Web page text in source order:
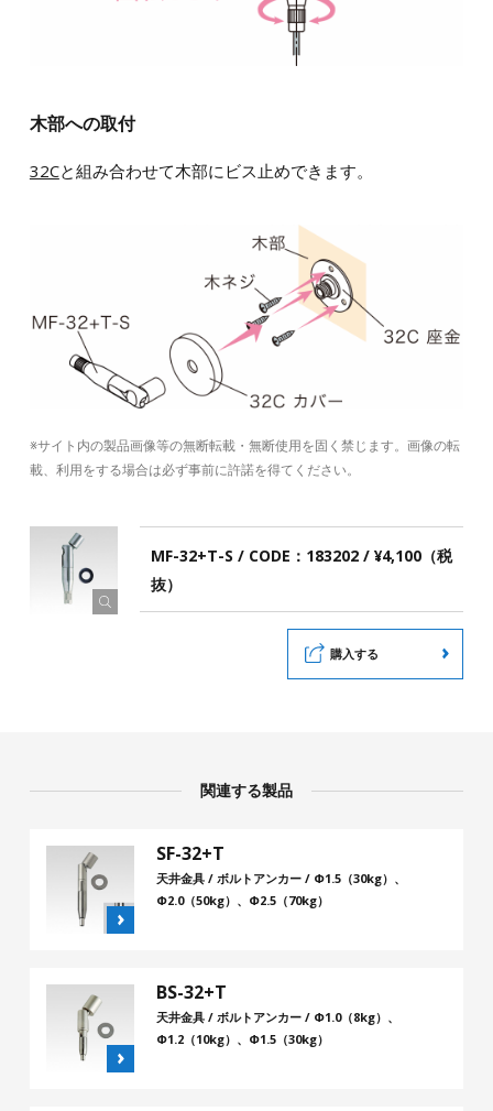
木部への取付
32Cと組み合わせて木部にビス止めできます。
※サイト内の製品画像等の無断転載・無断使用を固く禁じます。画像の転
載、利用をする場合は必ず事前に許諾を得てください。
MF-32+T-S / CODE：183202 / ¥4,100（税
抜）
購入する
関連する製品
SF-32+T
天井金具 / ボルトアンカー / Φ1.5（30kg）、
Φ2.0（50kg）、Φ2.5（70kg）
BS-32+T
天井金具 / ボルトアンカー / Φ1.0（8kg）、
Φ1.2（10kg）、Φ1.5（30kg）